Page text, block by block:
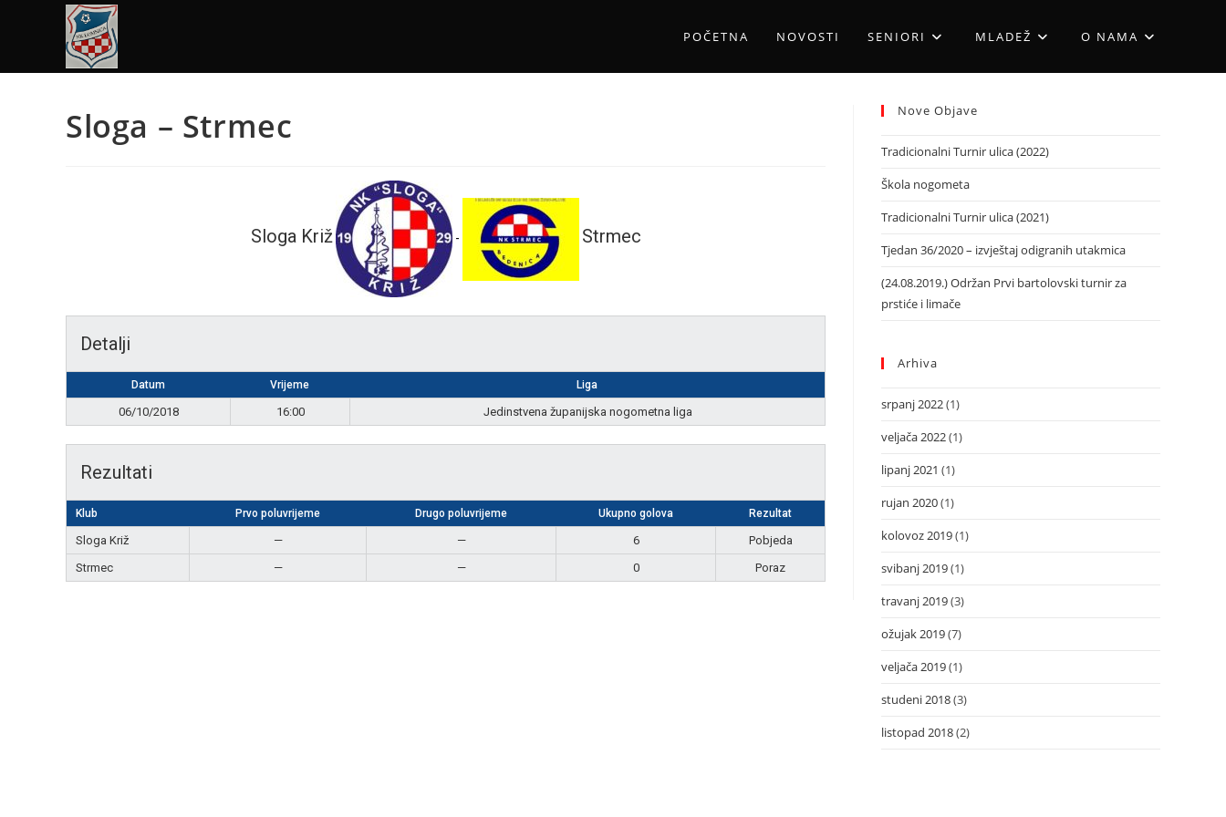
POČETNA NOVOSTI SENIORI MLADEŽ O NAMA
Sloga – Strmec
Sloga Križ - Strmec
Detalji
Datum Vrijeme Liga
06/10/2018 16:00 Jedinstvena županijska nogometna liga
Rezultati
Klub Prvo poluvrijeme Drugo poluvrijeme Ukupno golova Rezultat
Sloga Križ — — 6
Pobjeda
Strmec
— — 0 Poraz
Nove Objave
Tradicionalni Turnir ulica (2022)
Škola nogometa
Tradicionalni Turnir ulica (2021)
Tjedan 36/2020 – izvještaj odigranih utakmica
(24.08.2019.) Održan Prvi bartolovski turnir za
prstiće i limače
Arhiva
srpanj 2022(1)
veljača 2022(1)
lipanj 2021 (1)
rujan 2020(1)
kolovoz 2019(1)
svibanj 2019(1)
travanj 2019(3)
ožujak 2019(7)
veljača 2019(1)
studeni 2018(3)
listopad 2018(2)